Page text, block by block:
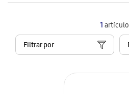
1artículo
Filtrar por